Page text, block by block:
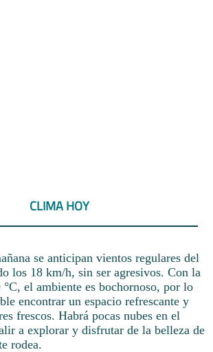
CLIMA HOY
se anticipan vientos regulares del
los 18 km/h, sin ser agresivos. Con la
°C, el ambiente es bochornoso, por lo
encontrar un espacio refrescante y
frescos. Habrá pocas nubes en el
a explorar y disfrutar de la belleza de
rodea.